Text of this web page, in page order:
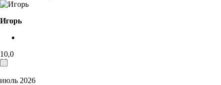
Игорь
10,0
июль 2026